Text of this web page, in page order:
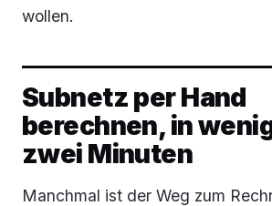
wollen.
Subnetz per Hand
berechnen, in
zwei Minuten
Manchmal ist der Weg zum